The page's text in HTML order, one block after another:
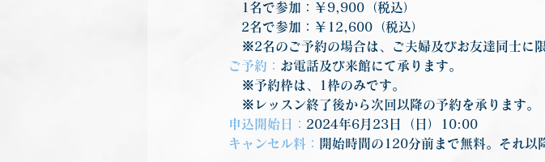
1名で参加：￥9,900（税込）
2名で参加：￥12,600（税込）
※2名のご予約の場合は、ご夫婦及びお友達同士に限
ご予約： お電話及び来館にて承ります。
※予約枠は、1枠のみです。
※レッスン終了後から次回以降の予約を承ります。
申込開始日： 2024年6月23日（日）10:00
キャンセル料：
開始時間の120分前まで無料。それ以